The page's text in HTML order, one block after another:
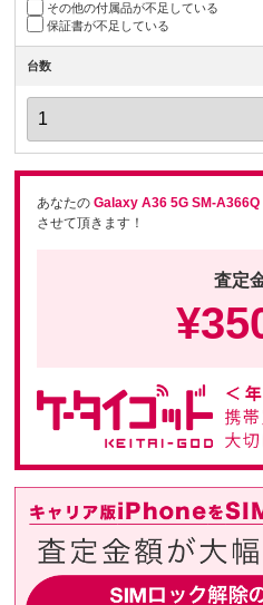
その他の付属品が不足している
保証書が不足している
台数
あなたのGalaxy A36 5G SM-A366Q
させて頂きます！
査定
¥